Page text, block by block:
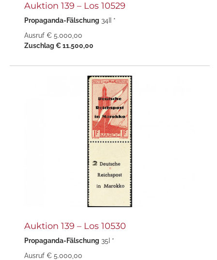
Auktion 139 – Los 10529
Propaganda-Fälschung 34II *
Ausruf € 5.000,00
Zuschlag € 11.500,00
Auktion 139 – Los 10530
Propaganda-Fälschung 35I *
Ausruf € 5.000,00